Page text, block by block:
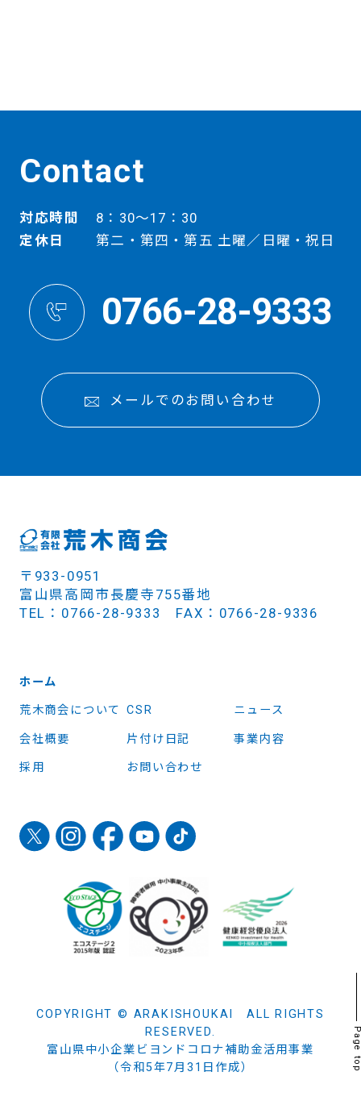
Contact
対応時間
8：30～17：30
定休日
第二・第四・第五 土曜／日曜・祝日
0766-28-9333
メールでのお問い合わせ
〒933-0951
富山県高岡市長慶寺755番地
TEL：0766-28-9333 FAX：0766-28-9336
ホーム
荒木商会について CSR ニュース
会社概要 片付け日記 事業内容
採用 お問い合わせ
COPYRIGHT © ARAKISHOUKAI ALL RIGHTS
RESERVED.
富山県中小企業ビヨンドコロナ補助金活用事業
（令和5年7月31日作成）